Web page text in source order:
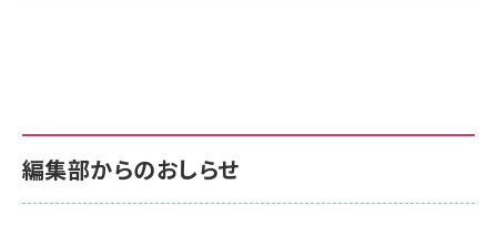
￥880
anan(アンアン)2026/06/24号 No.2500増刊
スペシャルエディション[王道エンタメの矜持／
サポート正規品 メーカー保証5年 KLMEA128G
NIMASO ガラスフィルム iPhone 17 用 保護フィ
サポート正規品 メーカー保証5年 KLMEA128G
Amazon eギフトカード - Amazonロゴ - クラ
編集部からのおしらせ